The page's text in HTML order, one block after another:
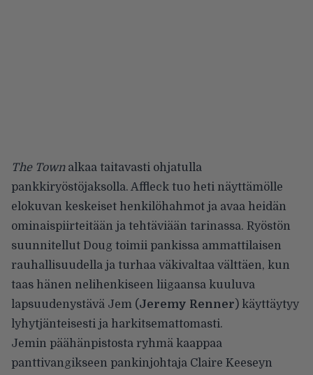
The Townalkaa taitavasti ohjatulla
pankkiryöstöjaksolla. Affleck tuo heti näyttämölle
elokuvan keskeiset henkilöhahmot ja avaa heidän
ominaispiirteitään ja tehtäviään tarinassa. Ryöstön
suunnitellut Doug toimii pankissa ammattilaisen
rauhallisuudella ja turhaa väkivaltaa välttäen, kun
taas hänen nelihenkiseen liigaansa kuuluva
lapsuudenystävä Jem (Jeremy Renner) käyttäytyy
lyhytjänteisesti ja harkitsemattomasti.
Jemin päähänpistosta ryhmä kaappaa
panttivangikseen pankinjohtaja Claire Keeseyn